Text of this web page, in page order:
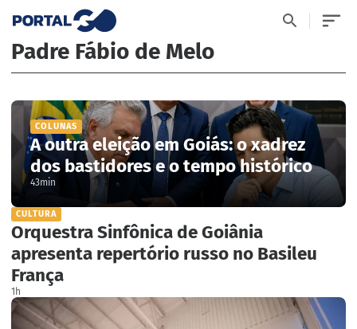
Padre Fábio de Melo
COLUNAS
A outra eleição em Goiás: o xadrez
dos bastidores e o tempo histórico
43min
CULTURA
Orquestra Sinfônica de Goiânia
apresenta repertório russo no Basileu
França
1h